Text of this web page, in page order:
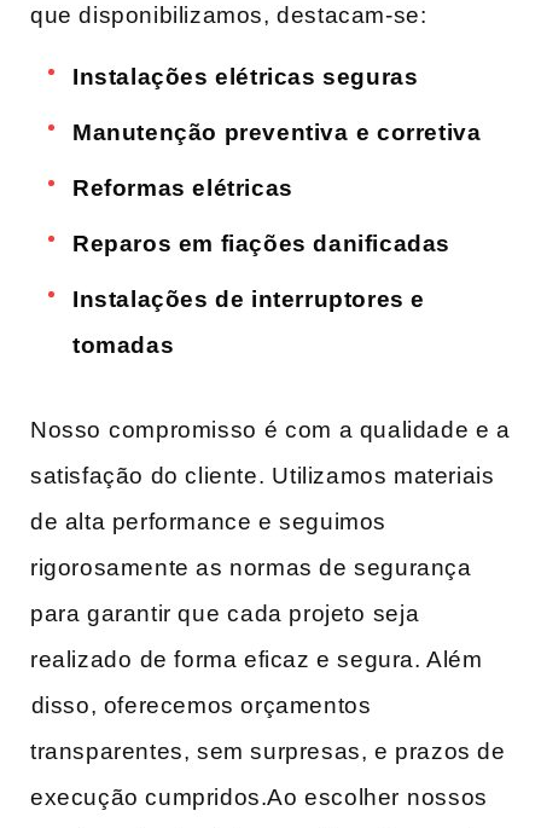
que disponibilizamos, destacam-se:
Instalações elétricas seguras
Manutenção preventiva⁢ e corretiva
Reformas elétricas
Reparos em fiações ‍danificadas
Instalações‌ de interruptores e
tomadas
Nosso ⁣compromisso⁣ é‌ com a qualidade e a
satisfação do cliente.⁣ Utilizamos materiais
de alta performance‍ e ​seguimos
rigorosamente as normas de segurança
‌para garantir que ⁣cada projeto ⁤seja
‍realizado ⁤de forma eficaz ​e segura. Além
⁤disso, oferecemos ​orçamentos​
transparentes, ‍sem surpresas, e prazos de
execução ‍cumpridos.Ao escolher⁢ nossos